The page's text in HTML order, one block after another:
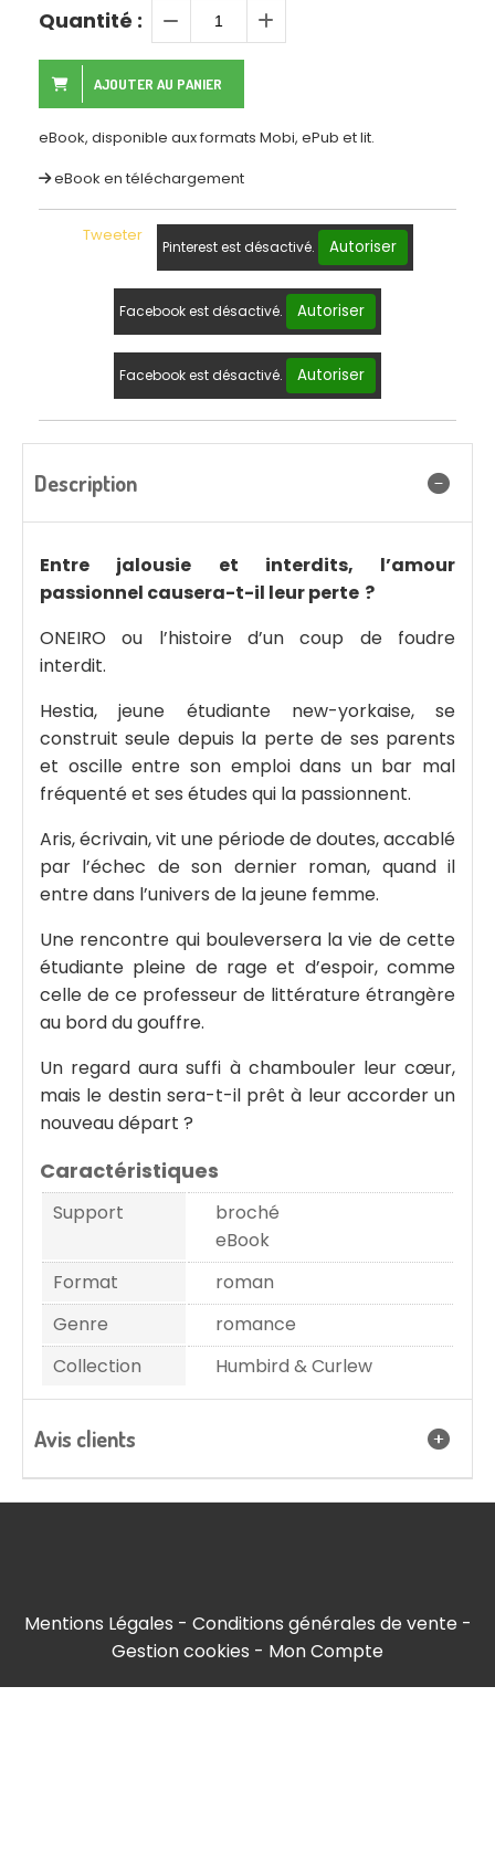
Quantité :
AJOUTER AU PANIER
eBook, disponible aux formats Mobi, ePub et lit.
eBook en téléchargement
Tweeter
Pinterest est désactivé. Autoriser
Facebook est désactivé. Autoriser
Facebook est désactivé. Autoriser
Description
Entre jalousie et interdits, l’amour
passionnel causera-t-il leur perte ?
ONEIRO ou l’histoire d’un coup de foudre
interdit.
Hestia, jeune étudiante new-yorkaise, se
construit seule depuis la perte de ses parents
et oscille entre son emploi dans un bar mal
fréquenté et ses études qui la passionnent.
Aris, écrivain, vit une période de doutes, accablé
par l’échec de son dernier roman, quand il
entre dans l’univers de la jeune femme.
Une rencontre qui bouleversera la vie de cette
étudiante pleine de rage et d’espoir, comme
celle de ce professeur de littérature étrangère
au bord du gouffre.
Un regard aura suffi à chambouler leur cœur,
mais le destin sera-t-il prêt à leur accorder un
nouveau départ ?
Caractéristiques
Support
broché
eBook
Format
roman
Genre
romance
Collection
Humbird & Curlew
Avis clients
Mentions Légales
Conditions générales de vente
Gestion cookies
Mon Compte